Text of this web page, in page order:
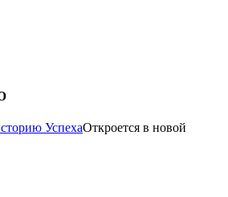
УспехаОткроется в новой